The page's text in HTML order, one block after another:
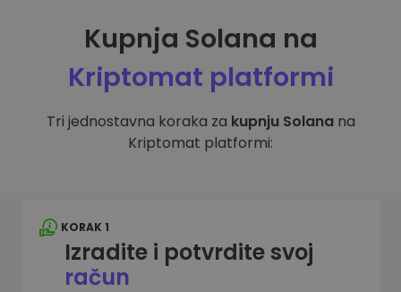
Kupnja Solana na
Kriptomat platformi
Tri jednostavna koraka za kupnju Solanana
Kriptomat platformi:
KORAK 1
Izradite i potvrdite svoj
račun